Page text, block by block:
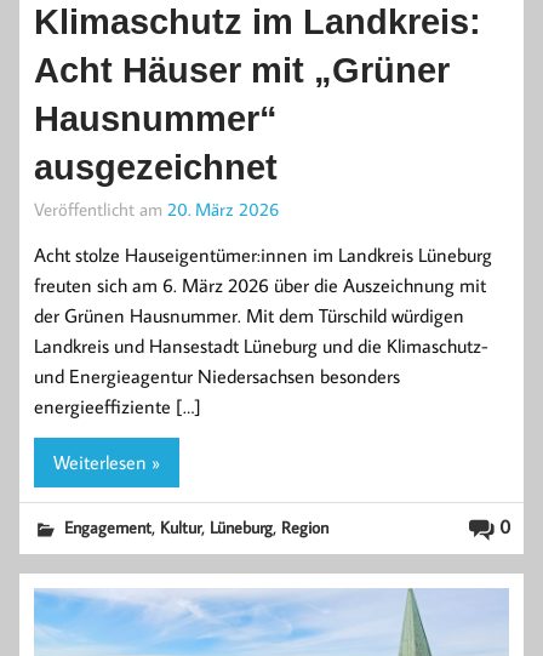
Klimaschutz im Landkreis:
Acht Häuser mit „Grüner
Hausnummer“
ausgezeichnet
Veröffentlicht am 20. März 2026
Acht stolze Hauseigentümer:innen im Landkreis Lüneburg
freuten sich am 6. März 2026 über die Auszeichnung mit
der Grünen Hausnummer. Mit dem Türschild würdigen
Landkreis und Hansestadt Lüneburg und die Klimaschutz-
und Energieagentur Niedersachsen besonders
energieeffiziente […]
Weiterlesen »
0
Engagement, Kultur, Lüneburg, Region